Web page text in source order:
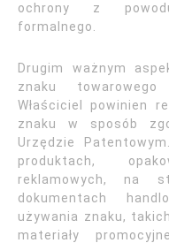
ochrony z
formalnego.
Drugim ważnym
znaku
Właściciel powinien
znaku w sposób
Urzędzie
produktach,
reklamowych, na
dokumentach
używania znaku,
materiały